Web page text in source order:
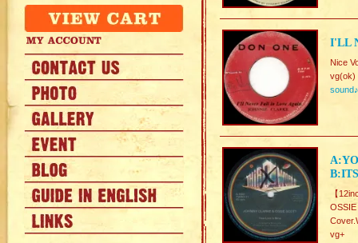
I'LL
Nice
vg(ok)
sound♪
【
vg+